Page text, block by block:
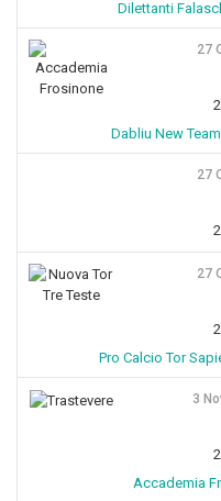
Dilettanti
27
Dabliu New
27
27
Pro Calcio Tor
3
Accademia